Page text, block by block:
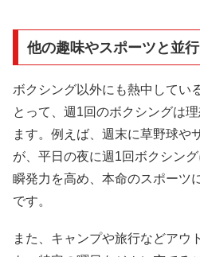
他の趣味やスポーツと並
ボクシング以外にも熱中してい
とって、週1回のボクシングは
ます。例えば、週末に草野球や
が、平日の夜に週1回ボクシン
瞬発力を高め、本命のスポーツ
です。
また、キャンプや旅行などアウ